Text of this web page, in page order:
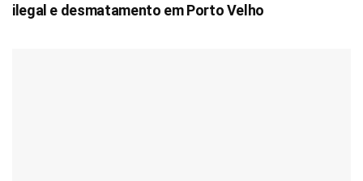
ilegal e desmatamento em Porto Velho